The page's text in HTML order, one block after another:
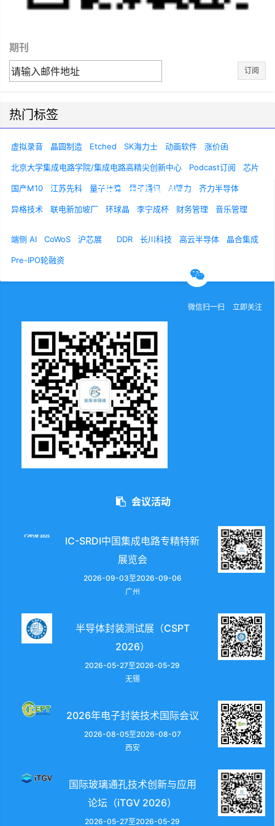
期刊
订阅
热门标签
虚拟录音 晶圆制造 Etched SK海力士 动画软件 涨价函
北京大学集成电路学院/集成电路高精尖创新中心 Podcast订阅 芯片
国产M10 江苏先科 量子计算 量子通讯 AI算力 齐力半导体
异格技术 联电新加坡厂 环球晶 李宁成杯 财务管理 音乐管理
端侧 AI CoWoS 沪芯展 DDR 长川科技 高云半导体 晶合集成
Pre-IPO轮融资
微信扫一扫 立即关注
会议活动
IC-SRDI中国集成电路专精特新
展览会
2026-09-03至2026-09-06
广州
半导体封装测试展（CSPT
2026）
2026-05-27至2026-05-29
无锡
2026年电子封装技术国际会议
2026-08-05至2026-08-07
西安
国际玻璃通孔技术创新与应用
论坛（iTGV 2026）
2026-05-27至2026-05-29